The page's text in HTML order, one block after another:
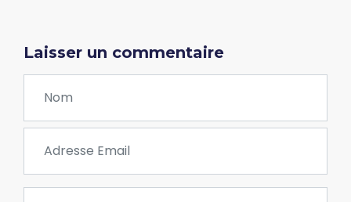
Laisser un commentaire